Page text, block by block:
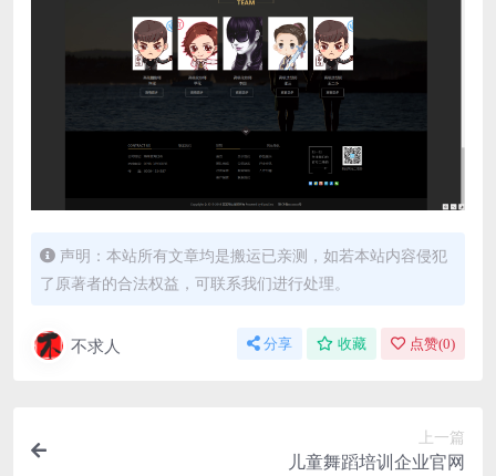
声明：本站所有文章均是搬运已亲测，如若本站内容侵犯
了原著者的合法权益，可联系我们进行处理。
不求人 分享 收藏 点赞(0)
上一篇
儿童舞蹈培训企业官网